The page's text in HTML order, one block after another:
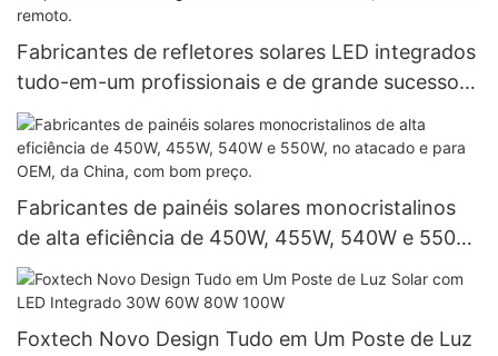
Fabricantes de refletores solares LED integrados
tudo-em-um profissionais e de grande sucesso
de vendas, com controle remoto.
Fabricantes de painéis solares monocristalinos
de alta eficiência de 450W, 455W, 540W e 550W,
no atacado e para OEM, da China, com bom
preço.
Foxtech Novo Design Tudo em Um Poste de Luz